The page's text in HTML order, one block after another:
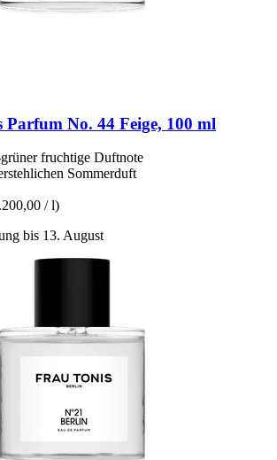
Parfum No. 44 Feige, 100 ml
fruchtige Duftnote
Sommerduft
/ l)
bis 13. August